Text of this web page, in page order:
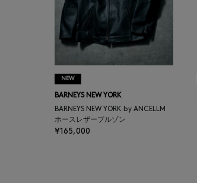
BARBA
BARNEYS NEWYORK
BEAUTY
BASERANGE
NEW
BARNEYS NEW YORK
BARNEYS NEW YORK by ANCELLM
ホースレザーブルゾン
¥165,000